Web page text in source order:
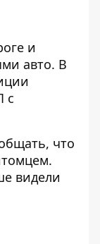
и
авто. В
с
что
видели